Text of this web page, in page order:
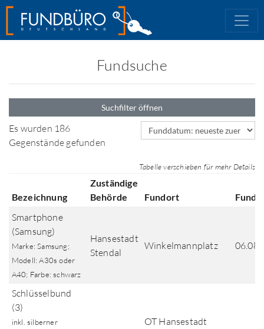
Fundsuche
Suchfilter öffnen
Es wurden 186
Gegenstände gefunden
Sortierfeld
Tabelle verschieben für mehr Details
Bezeichnung
Zuständige
Behörde
Fundort
Smartphone
(Samsung)
Marke: Samsung;
Modell: A30s oder
A40; Farbe: schwarz
Hansestadt
Stendal
Winkelmannplatz
Schlüsselbund
(3)
inkl. silberner
OT Hansestadt